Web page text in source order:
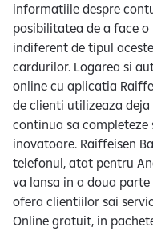
informatiile despre
posibilitatea de a face
indiferent de tipul
cardurilor. Logarea si
online cu aplicatia
de clienti utilizeaza
continua sa
inovatoare. Raiffeisen
telefonul, atat pentru
va lansa in a doua
ofera clientiilor sai
Online gratuit, in